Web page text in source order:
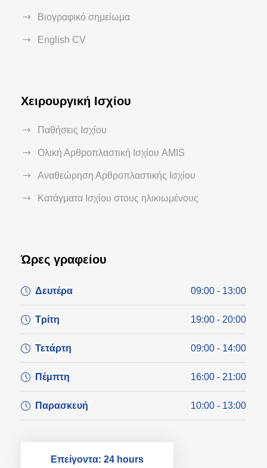
Βιογραφικό σημείωμα
English CV
Χειρουργική Ισχίου
Παθήσεις Ισχίου
Ολική Αρθροπλαστική Ισχίου AMIS
Αναθεώρηση Αρθροπλαστικής Ισχίου
Κατάγματα Ισχίου στους ηλικιωμένους
Ώρες γραφείου
Δευτέρα 09:00 - 13:00
Τρίτη 19:00 - 20:00
Τετάρτη 09:00 - 14:00
Πέμπτη 16:00 - 21:00
Παρασκευή 10:00 - 13:00
Επείγοντα: 24 hours